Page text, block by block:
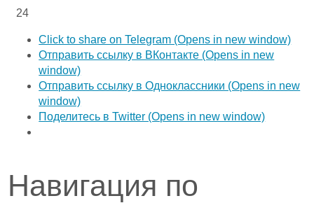
24
Click to share on Telegram (Opens in new window)
Отправить ссылку в ВКонтакте (Opens in new
window)
Отправить ссылку в Одноклассники (Opens in new
window)
Поделитесь в Twitter (Opens in new window)
Навигация по